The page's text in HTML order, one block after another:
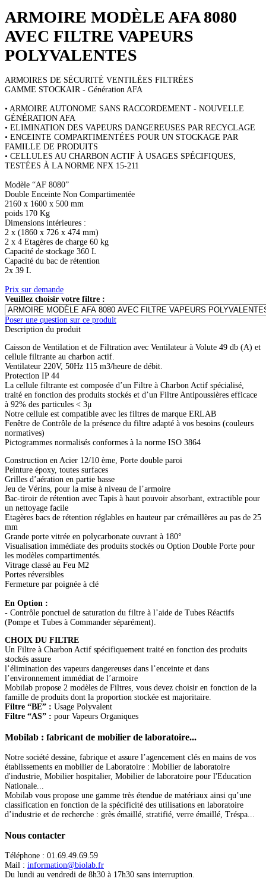
ARMOIRE MODÈLE AFA 8080
AVEC FILTRE VAPEURS
POLYVALENTES
ARMOIRES DE SÉCURITÉ VENTILÉES FILTRÉES
GAMME STOCKAIR - Génération AFA
• ARMOIRE AUTONOME SANS RACCORDEMENT - NOUVELLE
GÉNÉRATION AFA
• ELIMINATION DES VAPEURS DANGEREUSES PAR RECYCLAGE
• ENCEINTE COMPARTIMENTÉES POUR UN STOCKAGE PAR
FAMILLE DE PRODUITS
• CELLULES AU CHARBON ACTIF À USAGES SPÉCIFIQUES,
TESTÉES À LA NORME NFX 15-211
Modèle “AF 8080”
Double Enceinte Non Compartimentée
2160 x 1600 x 500 mm
poids 170 Kg
Dimensions intérieures :
2 x (1860 x 726 x 474 mm)
2 x 4 Etagères de charge 60 kg
Capacité de stockage 360 L
Capacité du bac de rétention
2x 39 L
Prix sur demande
Veuillez choisir votre filtre :
Poser une question sur ce produit
Description du produit
Caisson de Ventilation et de Filtration avec Ventilateur à Volute 49 db (A) et
cellule filtrante au charbon actif.
Ventilateur 220V, 50Hz 115 m3/heure de débit.
Protection IP 44
La cellule filtrante est composée d’un Filtre à Charbon Actif spécialisé,
traité en fonction des produits stockés et d’un Filtre Antipoussières efficace
à 92% des particules < 3μ
Notre cellule est compatible avec les filtres de marque ERLAB
Fenêtre de Contrôle de la présence du filtre adapté à vos besoins (couleurs
normatives)
Pictogrammes normalisés conformes à la norme ISO 3864
Construction en Acier 12/10 ème, Porte double paroi
Peinture époxy, toutes surfaces
Grilles d’aération en partie basse
Jeu de Vérins, pour la mise à niveau de l’armoire
Bac-tiroir de rétention avec Tapis à haut pouvoir absorbant, extractible pour
un nettoyage facile
Etagères bacs de rétention réglables en hauteur par crémaillères au pas de 25
mm
Grande porte vitrée en polycarbonate ouvrant à 180°
Visualisation immédiate des produits stockés ou Option Double Porte pour
les modèles compartimentés.
Vitrage classé au Feu M2
Portes réversibles
Fermeture par poignée à clé
En Option :
- Contrôle ponctuel de saturation du filtre à l’aide de Tubes Réactifs
(Pompe et Tubes à Commander séparément).
CHOIX DU FILTRE
Un Filtre à Charbon Actif spécifiquement traité en fonction des produits
stockés assure
l’élimination des vapeurs dangereuses dans l’enceinte et dans
l’environnement immédiat de l’armoire
Mobilab propose 2 modèles de Filtres, vous devez choisir en fonction de la
famille de produits dont la proportion stockée est majoritaire.
Filtre “BE” : Usage Polyvalent
Filtre “AS” : pour Vapeurs Organiques
Mobilab : fabricant de mobilier de laboratoire...
Notre société dessine, fabrique et assure l’agencement clés en mains de vos
établissements en mobilier de Laboratoire : Mobilier de laboratoire
d'industrie, Mobilier hospitalier, Mobilier de laboratoire pour l'Education
Nationale...
Mobilab vous propose une gamme très étendue de matériaux ainsi qu’une
classification en fonction de la spécificité des utilisations en laboratoire
d’industrie et de recherche : grès émaillé, stratifié, verre émaillé, Tréspa...
Nous contacter
Téléphone : 01.69.49.69.59
Mail : information@biolab.fr
Du lundi au vendredi de 8h30 à 17h30 sans interruption.